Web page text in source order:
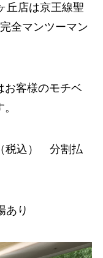
丘店は京王線聖
全マンツーマン
お客様のモチベ
税込） 分割払
あり